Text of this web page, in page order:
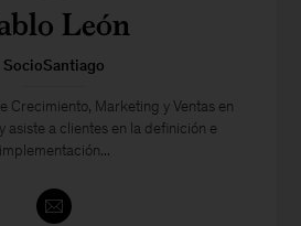
León
SocioSantiago
Crecimiento, Marketing y Ventas en
asiste a clientes en la definición e
implementación...